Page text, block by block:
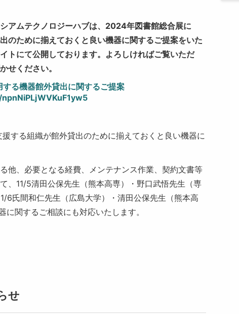
アムテクノロジーハブは、2024年図書館総合展に
のために揃えておくと良い機器に関するご提案をいた
トにて公開しております。よろしければご覧いただ
せください。
る機器館外貸出に関するご提案
する組織が館外貸出のために揃えておくと良い機器に
他、必要となる経費、メンテナンス作業、契約文書等
、11/5清田公保先生（熊本高専）・野口武悟先生（専
6氏間和仁先生（広島大学）・清田公保先生（熊本高
関するご相談にも対応いたします。
せ